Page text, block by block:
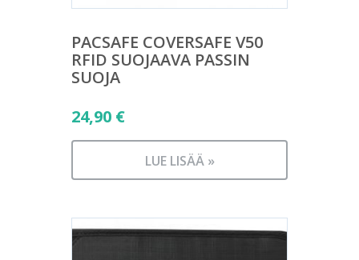
PACSAFE COVERSAFE V50
RFID SUOJAAVA PASSIN
SUOJA
24,90 €
LUE LISÄÄ »